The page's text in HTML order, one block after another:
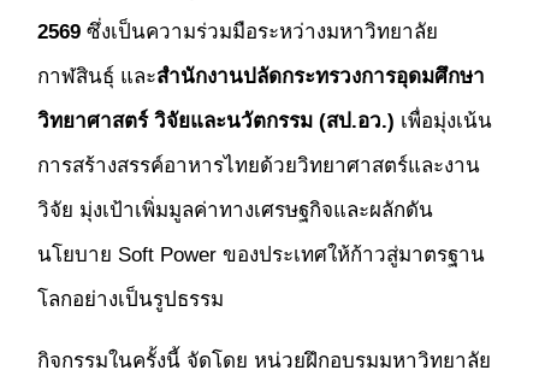
2569 ซึ่งเป็นความร่วมมือระหว่างมหาวิทยาลัย
กาฬสินธุ์ และสำนักงานปลัดกระทรวงการอุดมศึกษา
วิทยาศาสตร์ วิจัยและนวัตกรรม (สป.อว.) เพื่อมุ่งเน้น
การสร้างสรรค์อาหารไทยด้วยวิทยาศาสตร์และงาน
วิจัย มุ่งเป้าเพิ่มมูลค่าทางเศรษฐกิจและผลักดัน
นโยบาย Soft Power ของประเทศให้ก้าวสู่มาตรฐาน
โลกอย่างเป็นรูปธรรม
กิจกรรมในครั้งนี้ จัดโดย หน่วยฝึกอบรมมหาวิทยาลัย